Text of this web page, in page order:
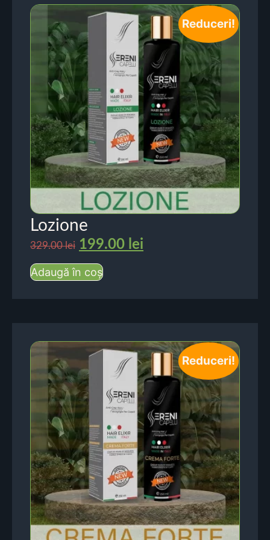
Reduceri!
Lozione
329.00lei 199.00 lei
Adaugă în coș
Reduceri!